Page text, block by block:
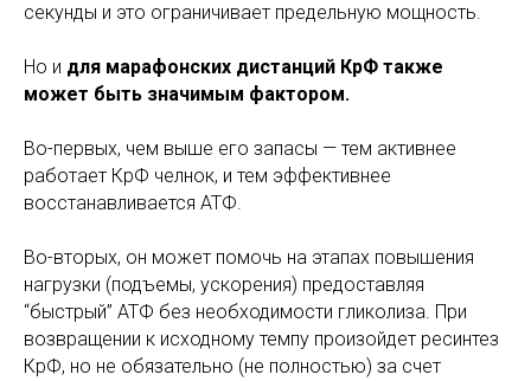
секунды и это ограничивает предельную мощность.
Но и для марафонских дистанций КрФ также
может быть значимым фактором.
Во-первых, чем выше его запасы — тем активнее
работает КрФ челнок, и тем эффективнее
восстанавливается АТФ.
Во-вторых, он может помочь на этапах повышения
нагрузки (подъемы, ускорения) предоставляя
“быстрый” АТФ без необходимости гликолиза. При
возвращении к исходному темпу произойдет ресинтез
КрФ, но не обязательно (не полностью) за счет